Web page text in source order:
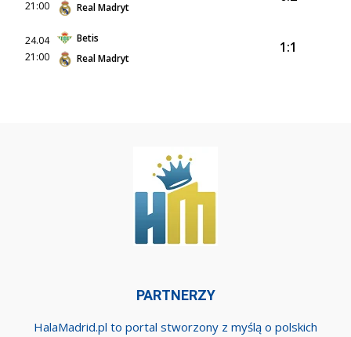
21:00
Real Madryt
24.04
21:00
Betis
Real Madryt
1:1
PARTNERZY
HalaMadrid.pl to portal stworzony z myślą o polskich